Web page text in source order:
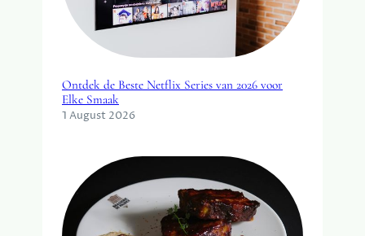
Ontdek de Beste Netflix Series van 2026 voor
Elke Smaak
1 August 2026